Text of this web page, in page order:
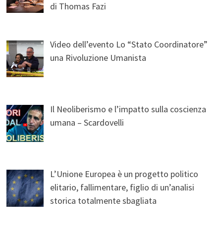
di Thomas Fazi
Video dell’evento Lo “Stato Coordinatore”
una Rivoluzione Umanista
Il Neoliberismo e l’impatto sulla coscienza
umana – Scardovelli
L’Unione Europea è un progetto politico
elitario, fallimentare, figlio di un’analisi
storica totalmente sbagliata